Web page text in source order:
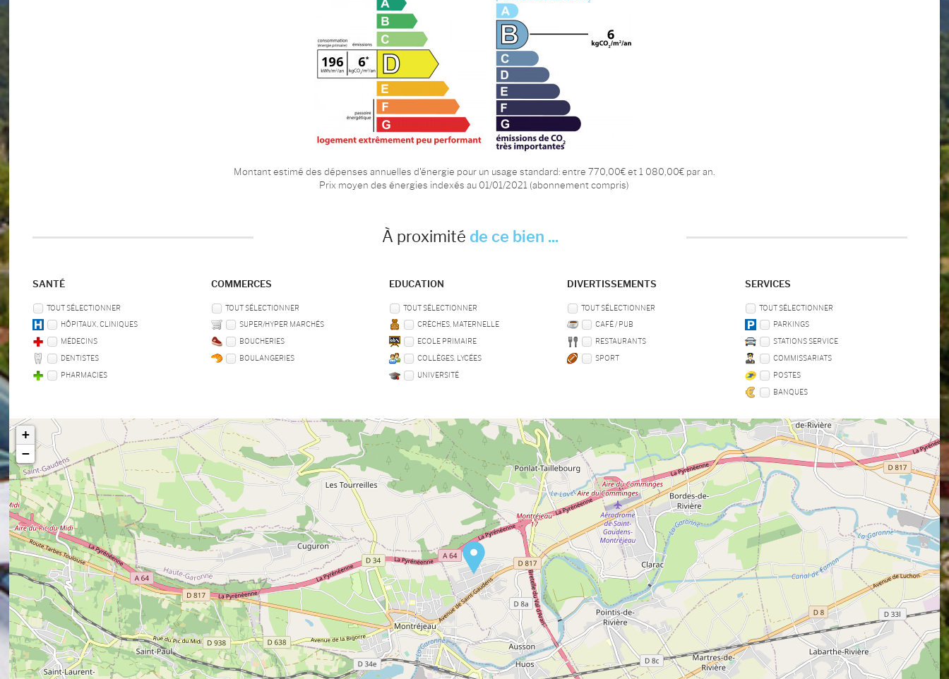
Montant estimé des dépenses annuelles d'énergie pour un usage standard: entre 770,00€ et 1 080,00€ par an.
Prix moyen des énergies indexés au 01/01/2021 (abonnement compris)
À proximité de ce bien ...
SANTÉ
TOUT SÉLECTIONNER
HÔPITAUX, CLINIQUES
MÉDECINS
DENTISTES
PHARMACIES
COMMERCES
TOUT SÉLECTIONNER
SUPER/HYPER MARCHÉS
BOUCHERIES
BOULANGERIES
EDUCATION
TOUT SÉLECTIONNER
CRÈCHES, MATERNELLE
ECOLE PRIMAIRE
COLLÈGES, LYCÉES
UNIVERSITÉ
DIVERTISSEMENTS
TOUT SÉLECTIONNER
CAFÉ / PUB
RESTAURANTS
SPORT
SERVICES
TOUT SÉLECTIONNER
PARKINGS
STATIONS SERVICE
COMMISSARIATS
POSTES
BANQUES
+
−